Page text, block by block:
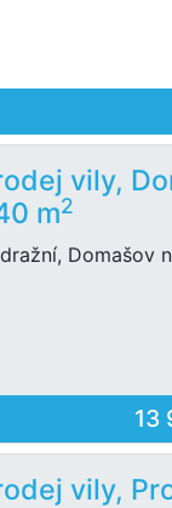
vily,
m2
Domašov
13
vily,